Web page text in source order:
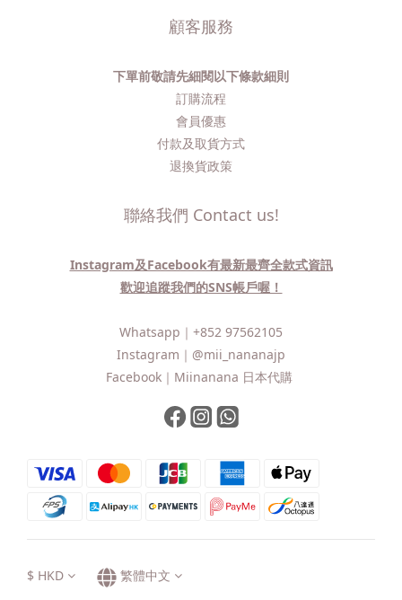
顧客服務
下單前敬請先細閱以下條款細則
訂購流程​
會員優惠
付款及取貨方式
退換貨政策
聯絡我們 Contact us!
Instagram及Facebook有最新最齊全款式資訊
歡迎追蹤我們的SNS帳戶喔！
Whatsapp｜ +852 97562105
Instagram｜ @mii_nananajp
Facebook｜ Miinanana 日本代購
$ HKD 繁體中文